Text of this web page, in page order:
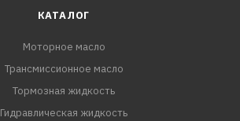
КАТАЛОГ
Моторное масло
Трансмиссионное масло
Тормозная жидкость
Гидравлическая жидкость